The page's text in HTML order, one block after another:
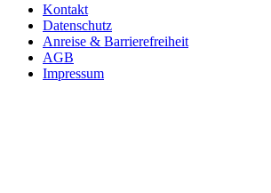
Kontakt
Datenschutz
Anreise & Barrierefreiheit
AGB
Impressum